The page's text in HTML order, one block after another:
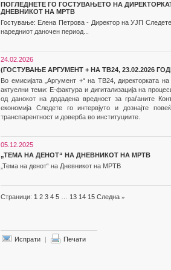
ПОГЛЕДНЕТЕ ГО ГОСТУВАЊЕТО НА
ДНЕВНИКОТ НА МРТВ
Гостување: Елена Петрова - Директор на УЈП Следете
наредниот даночен период...
24.02.2026
(ГОСТУВАЊЕ АРГУМЕНТ + НА ТВ24, 23.02.2026
Во емисијата „Аргумент +“ на ТВ24, директорката
актуелни теми: Е-фактура и дигитализација на
од данокот на додадена вредност за граѓаните
економија Следете го интервјуто и дознајте
транспарентност и доверба во институциите.
05.12.2025
„ТЕМА НА ДЕНОТ“ НА ДНЕВНИКОТ НА МРТВ
„Тема на денот“ на Дневникот на МРТВ
Страници: 1 2 3 4 5 13 14 15 Следна »
Испрати | Печати